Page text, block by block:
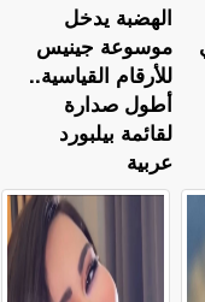
الهضبة يدخل
موسوعة جينيس
للأرقام القياسية..
أطول صدارة
لقائمة بيلبورد
عربية